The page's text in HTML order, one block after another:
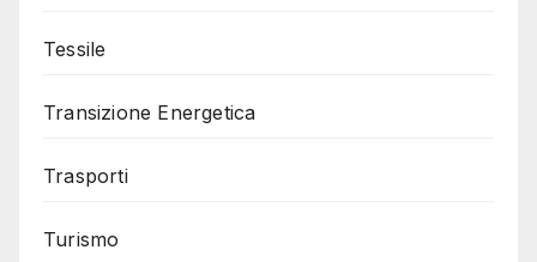
Tessile
Transizione Energetica
Trasporti
Turismo